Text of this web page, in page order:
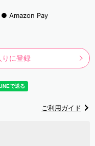
Amazon Pay
りに登録
ご利用ガイド